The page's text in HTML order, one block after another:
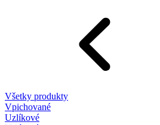
Všetky produkty
Vpichované
Uzlíkové